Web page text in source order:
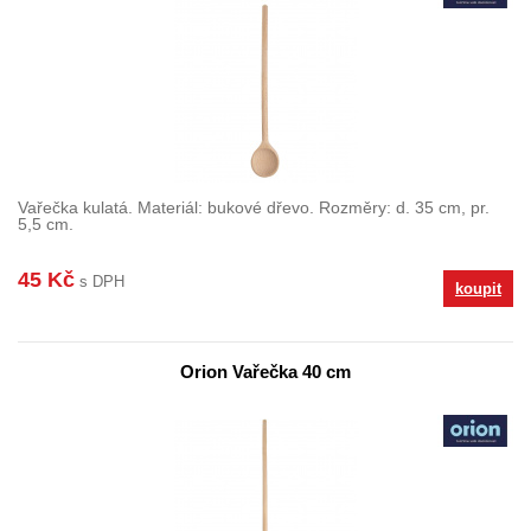
Vařečka kulatá. Materiál: bukové dřevo. Rozměry: d. 35 cm, pr.
5,5 cm.
45 Kč s DPH koupit
Orion Vařečka 40 cm